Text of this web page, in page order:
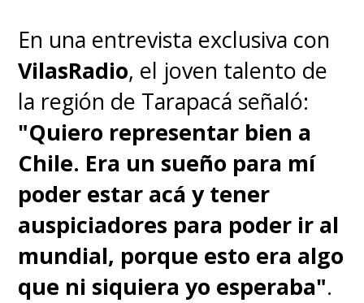
En una entrevista exclusiva con
VilasRadio, el joven talento de
la región de Tarapacá señaló:
"Quiero representar bien a
Chile. Era un sueño para mí
poder estar acá y tener
auspiciadores para poder ir al
mundial, porque esto era algo
que ni siquiera yo esperaba".